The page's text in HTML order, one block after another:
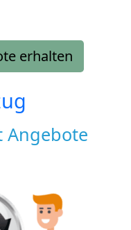
erhalten
Angebote